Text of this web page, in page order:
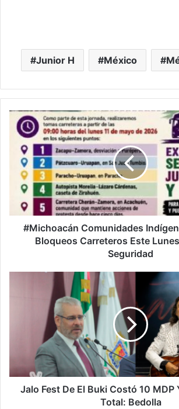
Junior H México
#Michoacán
Comunidades
Indígenas
Realizarán
Bloqueos
Carreteros
Este
Lunes
Exigiendo
Seguridad
#Michoacán Comunidades
Bloqueos Carreteros Este
Seguridad
Y
Jalo Fest De El Buki Costó 10 MDP
Total: Bedolla